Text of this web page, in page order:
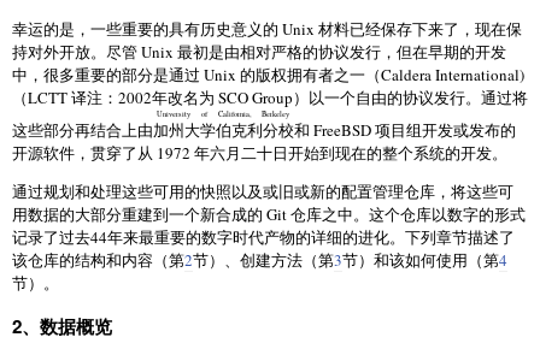
幸运的是，一些重要的具有历史意义的 Unix 材料已经保存下来了，现在保
持对外开放。尽管 Unix 最初是由相对严格的协议发行，但在早期的开发
中，很多重要的部分是通过 Unix 的版权拥有者之一（Caldera International)
（LCTT 译注：2002年改名为 SCO Group）以一个自由的协议发行。通过将
这些部分再结合上由加州大学伯克利分校
University of California, Berkeley
和 FreeBSD 项目组开发或发布的
开源软件，贯穿了从 1972 年六月二十日开始到现在的整个系统的开发。
通过规划和处理这些可用的快照以及或旧或新的配置管理仓库，将这些可
用数据的大部分重建到一个新合成的 Git 仓库之中。这个仓库以数字的形式
记录了过去44年来最重要的数字时代产物的详细的进化。下列章节描述了
该仓库的结构和内容（第2节）、创建方法（第3节）和该如何使用（第4
节）。
2、数据概览